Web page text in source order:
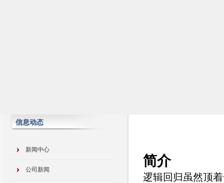
信息动态
新闻中心
公司新闻
简介
逻辑回归虽然顶